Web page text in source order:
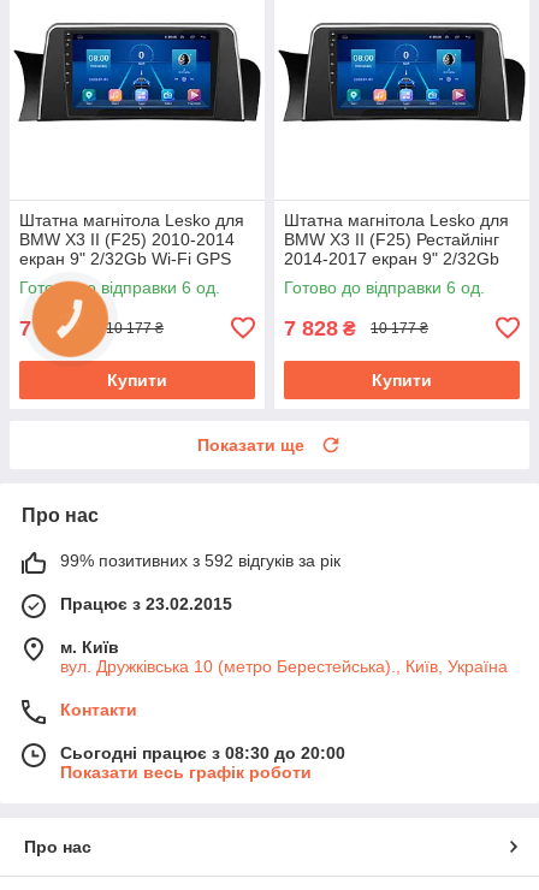
Штатна магнітола Lesko для
BMW X3 II (F25) 2010-2014
екран 9" 2/32Gb Wi-Fi GPS
Base БМВ
Готово до відправки 6 од.
7 828₴ 10 177 ₴
Купити
Штатна магнітола Lesko для
BMW X3 II (F25) Рестайлінг
2014-2017 екран 9" 2/32Gb
Wi-Fi GPS Base БМВ
Готово до відправки 6 од.
7 828 ₴ 10 177 ₴
Купити
Показати ще
Про нас
99% позитивних з 592 відгуків за рік
Працює з 23.02.2015
м. Київ
вул. Дружківська 10 (метро Берестейська)., Київ, Україна
Контакти
Сьогодні працює з 08:30 до 20:00
Показати весь графік роботи
Про нас